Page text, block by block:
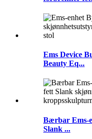
Ems Device
Beauty Eq...
Bærbar Ems-
Slank ...